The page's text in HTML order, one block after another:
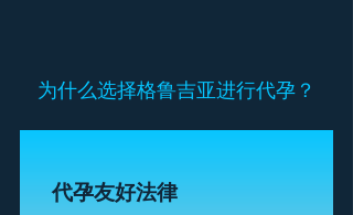
为什么选择格鲁吉亚进行代孕？
代孕友好法律